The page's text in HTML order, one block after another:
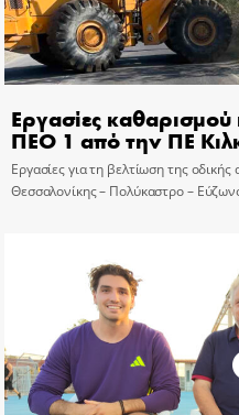
Εργασίες καθαρισμού
ΠΕΟ 1 από την ΠΕ
Εργασίες για τη βελτίωση της
Θεσσαλονίκης – Πολύκαστρο –